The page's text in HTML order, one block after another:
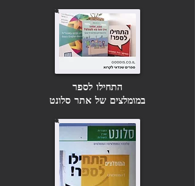
התחילו לספר
במומלצים של אתר סלונט